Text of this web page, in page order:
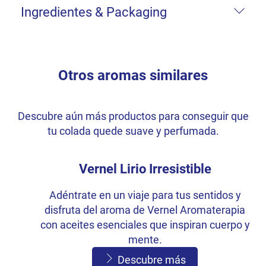
Ingredientes & Packaging
Otros aromas similares
Descubre aún más productos para conseguir que
tu colada quede suave y perfumada.
Vernel Lirio Irresistible
Adéntrate en un viaje para tus sentidos y
disfruta del aroma de Vernel Aromaterapia
con aceites esenciales que inspiran cuerpo y
mente.
Descubre más